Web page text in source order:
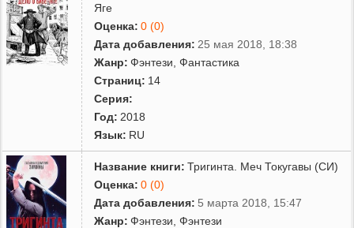
Яге
Оценка: 0 (0)
Дата добавления: 25 мая 2018, 18:38
Жанр: Фэнтези ,Фантастика
Страниц: 14
Серия:
Год: 2018
Язык: RU
Название книги: Тригинта. Меч Токугавы (СИ)
Оценка: 0 (0)
Дата добавления: 5 марта 2018, 15:47
Жанр: Фэнтези ,Фэнтези